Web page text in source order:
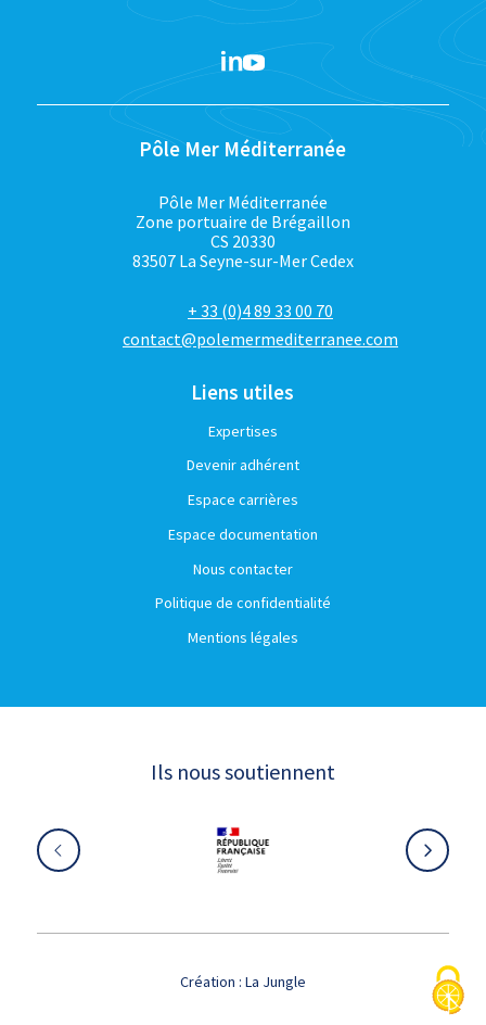
Pôle Mer Méditerranée
Pôle Mer Méditerranée
Zone portuaire de Brégaillon
CS 20330
83507 La Seyne-sur-Mer Cedex
+ 33 (0)4 89 33 00 70
contact@polemermediterranee.com
Liens utiles
Expertises
Devenir adhérent
Espace carrières
Espace documentation
Nous contacter
Politique de confidentialité
Mentions légales
Ils nous soutiennent
Création : La Jungle